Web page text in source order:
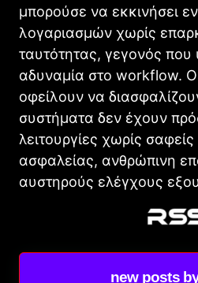
μπορούσε να εκκινήσει
λογαριασμών χωρίς
ταυτότητας, γεγονός που
αδυναμία στο workflow.
οφείλουν να
συστήματα δεν έχουν
λειτουργίες χωρίς σαφείς
ασφαλείας, ανθρώπινη
αυστηρούς ελέγχους
new posts